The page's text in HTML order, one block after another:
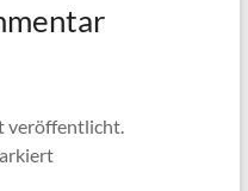
veröffentlicht.